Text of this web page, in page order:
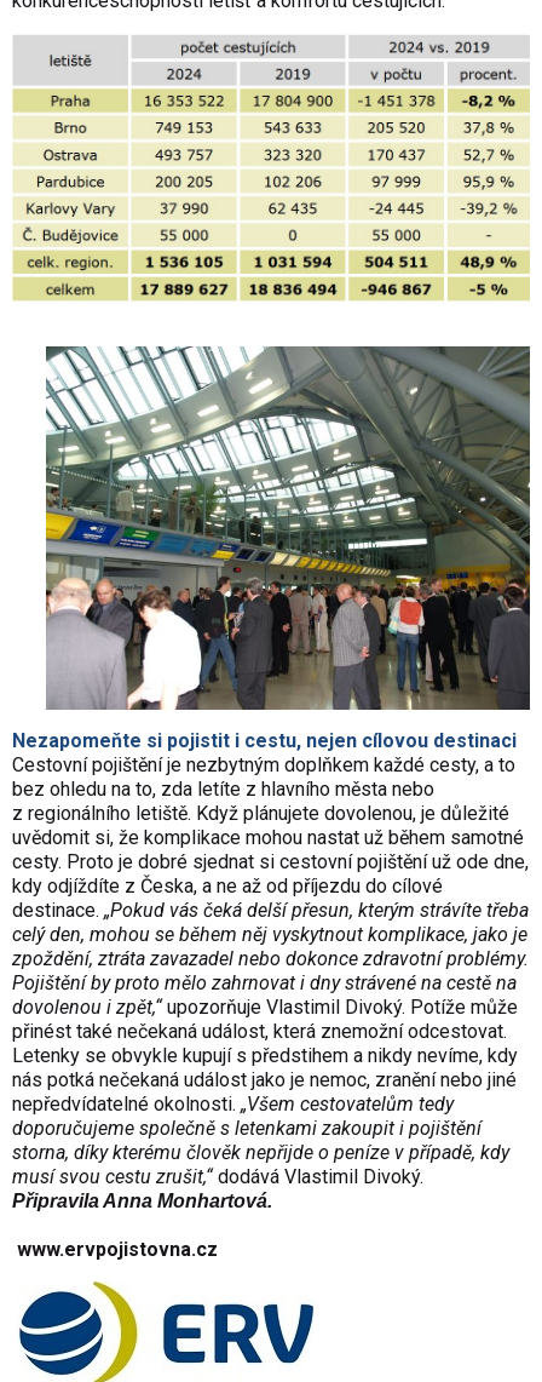
Nezapomeňte si pojistit i cestu, nejen cílovou destinaci
Cestovní pojištění je nezbytným doplňkem každé cesty, a to
bez ohledu na to, zda letíte z hlavního města nebo
z regionálního letiště. Když plánujete dovolenou, je důležité
uvědomit si, že komplikace mohou nastat už během samotné
cesty. Proto je dobré sjednat si cestovní pojištění už ode dne,
kdy odjíždíte z Česka, a ne až od příjezdu do cílové
destinace. „Pokud vás čeká delší přesun, kterým strávíte třeba
celý den, mohou se během něj vyskytnout komplikace, jako je
zpoždění, ztráta zavazadel nebo dokonce zdravotní problémy.
Pojištění by proto mělo zahrnovat i dny strávené na cestě na
dovolenou i zpět,“upozorňuje Vlastimil Divoký. Potíže může
přinést také nečekaná událost, která znemožní odcestovat.
Letenky se obvykle kupují s předstihem a nikdy nevíme, kdy
nás potká nečekaná událost jako je nemoc, zranění nebo jiné
nepředvídatelné okolnosti. „Všem cestovatelům tedy
doporučujeme společně s letenkami zakoupit i pojištění
storna, díky kterému člověk nepřijde o peníze v případě, kdy
musí svou cestu zrušit,“dodává Vlastimil Divoký.
Připravila Anna Monhartová.
www.ervpojistovna.cz